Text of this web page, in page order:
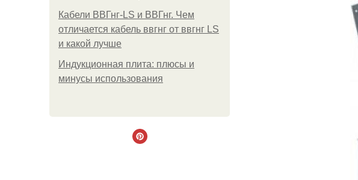
Кабели ВВГнг-LS и ВВГнг. Чем
отличается кабель ввгнг от ввгнг LS
и какой лучше
Индукционная плита: плюсы и
минусы использования